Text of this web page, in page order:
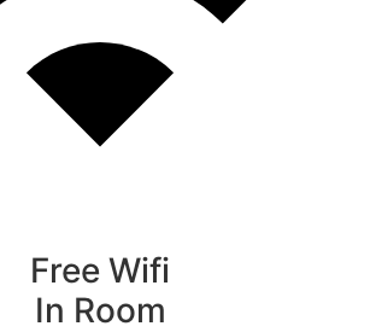
Free Wifi
In Room